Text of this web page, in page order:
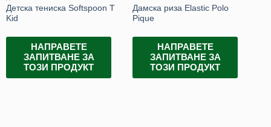
Детска тениска Softspoon T
Kid
НАПРАВЕТЕ
ЗАПИТВАНЕ ЗА
ТОЗИ ПРОДУКТ
Дамскa риза Elastic Polo
Pique
НАПРАВЕТЕ
ЗАПИТВАНЕ ЗА
ТОЗИ ПРОДУКТ